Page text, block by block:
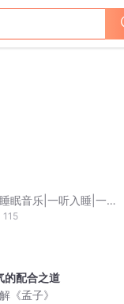
眠音乐|一听入睡|一听
115
的配合之道
《孟子》